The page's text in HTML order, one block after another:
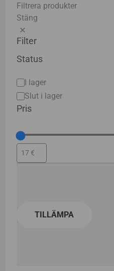
Filtrera produkter
Stäng
Filter
Status
Status
I lager
Slut i lager
Pris
TILLÄMPA